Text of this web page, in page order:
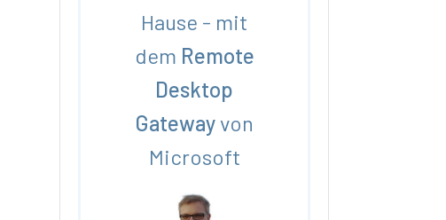
Hause - mit
dem Remote
Desktop
Gateway von
Microsoft